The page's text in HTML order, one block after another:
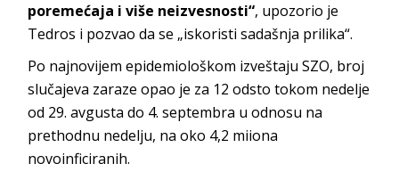
poremećaja i više neizvesnosti“, upozorio je
Tedros i pozvao da se „iskoristi sadašnja prilika“.
Po najnovijem epidemiološkom izveštaju SZO, broj
slučajeva zaraze opao je za 12 odsto tokom nedelje
od 29. avgusta do 4. septembra u odnosu na
prethodnu nedelju, na oko 4,2 miiona
novoinficiranih.